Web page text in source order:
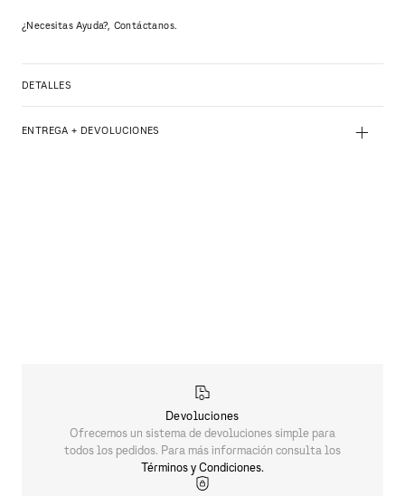
¿Necesitas Ayuda?, Contáctanos.
DETALLES
ENTREGA + DEVOLUCIONES +
Devoluciones
Ofrecemos un sistema de devoluciones simple para
todos los pedidos. Para más información consulta los
Términos y Condiciones.